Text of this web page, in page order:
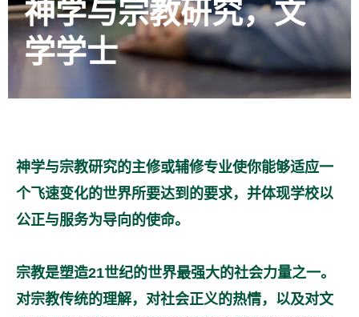
神学与宗教研究，文
学学士
神学与宗教研究的主修或辅修专业使你能够适应一
个飞速变化的世界所要达到的要求，并体现学校以
公正与服务为导向的使命。
宗教是塑造21世纪的世界最强大的社会力量之一。
对宗教传统的理解，对社会正义的热情，以及对文